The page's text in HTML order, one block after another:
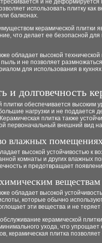
и не деформируется
использовать плитку как
балконах.
керамической плитки
что делает ее безопасной
обладает высокой
и не позволяет
для использования в
и долговечность
плитки обеспечивается высоким
нагрузки и не поддается
плитка также
первоначальный внешний вид
влажных помещениях
высокой устойчивостью к
комнаты и других влажных
и предотвращает
веществам
обладает высокой
которые обычно
эти вещества и не теряет
обслуживание керамической
ухода, что
керамическая плитка